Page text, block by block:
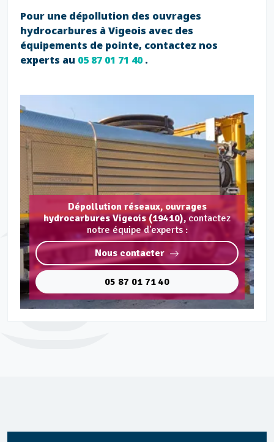
Pour une dépollution des ouvrages
hydrocarbures à Vigeois avec des
équipements de pointe, contactez nos
experts au 05 87 01 71 40.
Dépollution réseaux, ouvrages
hydrocarbures Vigeois (19410), contactez
notre équipe d'experts :
Nous contacter
05 87 01 71 40